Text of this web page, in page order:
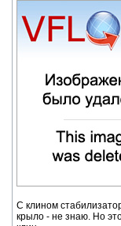
С клином
крыло - не знаю. Но